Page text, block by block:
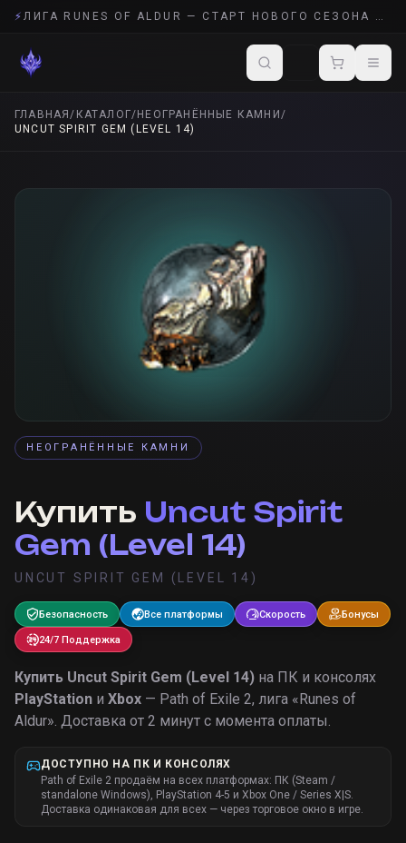
⚡ ЛИГА RUNES OF ALDUR — СТАРТ НОВОГО СЕЗОНА POE 2
ГЛАВНАЯ/ КАТАЛОГ/ НЕОГРАНЁННЫЕ КАМНИ /
UNCUT SPIRIT GEM (LEVEL 14)
НЕОГРАНЁННЫЕ КАМНИ
Купить Uncut Spirit
Gem (Level 14)
UNCUT SPIRIT GEM (LEVEL 14)
Безопасность Все платформы Скорость Бонусы
24/7 Поддержка
Купить Uncut Spirit Gem (Level 14) на ПК и консолях
PlayStation и Xbox — Path of Exile 2, лига «Runes of
Aldur». Доставка от 2 минут с момента оплаты.
ДОСТУПНО НА ПК И КОНСОЛЯХ
Path of Exile 2 продаём на всех платформах: ПК (Steam /
standalone Windows), PlayStation 4-5 и Xbox One / Series X|S.
Доставка одинаковая для всех — через торговое окно в игре.